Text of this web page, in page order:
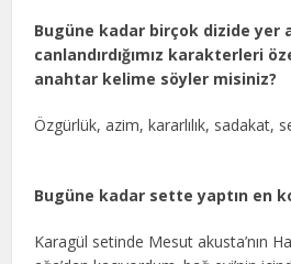
Bugüne kadar birçok dizide yer
canlandırdığımız karakterleri
anahtar kelime söyler misiniz?
Özgürlük, azim, kararlılık, sadakat,
Bugüne kadar sette yaptın en
Karagül setinde Mesut akusta’nın